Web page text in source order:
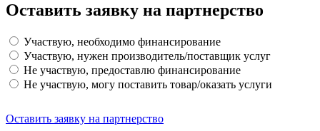
Оставить заявку на партнерство
Участвую, необходимо финансирование
Участвую, нужен производитель/поставщик услуг
Не участвую, предоставлю финансирование
Не участвую, могу поставить товар/оказать услуги
Оставить заявку на партнерство